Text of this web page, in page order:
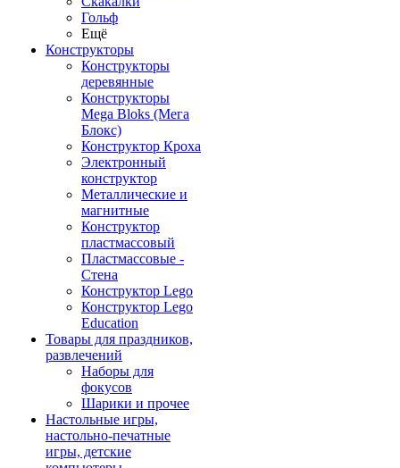
Гольф
Ещё
Конструкторы
Конструкторы
деревянные
Конструкторы
Mega Bloks (Мега
Блокс)
Конструктор Кроха
Электронный
конструктор
Металлические и
магнитные
Конструктор
пластмассовый
Пластмассовые -
Стена
Конструктор Lego
Конструктор Lego
Education
Товары для праздников,
развлечений
Наборы для
фокусов
Шарики и прочее
Настольные игры,
настольно-печатные
игры, детские